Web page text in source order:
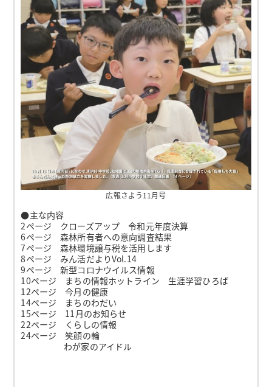
広報さよう11月号
●主な内容
2ページ クローズアップ 令和元年度決算
6ページ 森林所有者への意向調査結果
7ページ 森林環境譲与税を活用します
8ページ みん活だよりVol.14
9ページ 新型コロナウイルス情報
10ページ まちの情報ホットライン 生涯学習ひろば
12ページ 今月の健康
14ページ まちのわだい
15ページ 11月のお知らせ
22ページ くらしの情報
24ページ 笑顔の輪
わが家のアイドル